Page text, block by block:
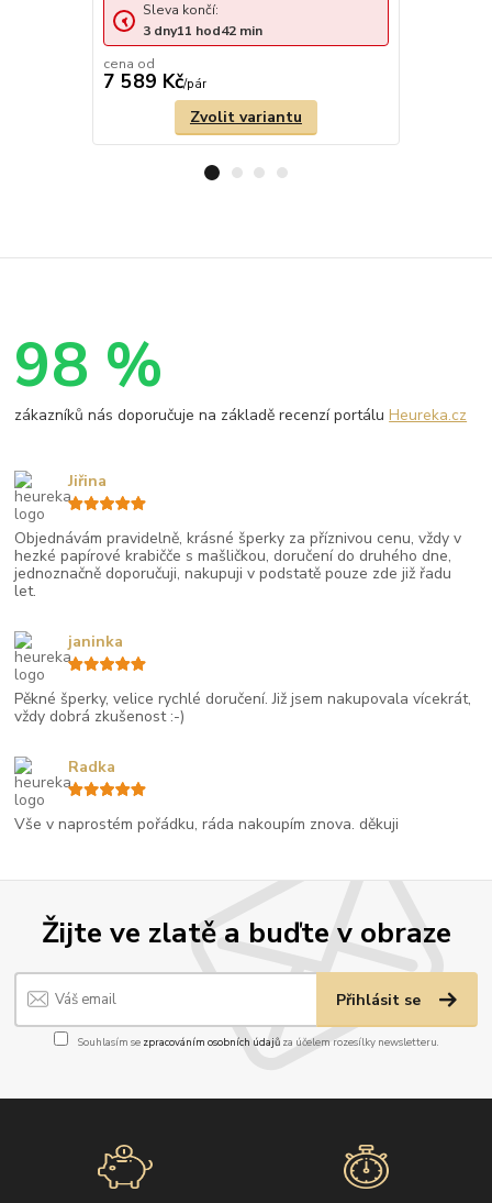
cena od
7 589 Kč/pár
Sleva končí:
3 dny11 hod42 min
Zvolit variantu
Žijte ve zlatě a buďte v obraze
Přihlásit se
Souhlasím se zpracováním osobních údajůza účelem rozesílky newsletteru.
98 %
zákazníků nás doporučuje na základě recenzí portáluHeureka.cz
Objednávám pravidelně, krásné šperky za příznivou cenu, vždy v
hezké papírové krabičče s mašličkou, doručení do druhého dne,
jednoznačně doporučuji, nakupuji v podstatě pouze zde již řadu
let.
Jiřina
Pěkné šperky, velice rychlé doručení. Již jsem nakupovala vícekrát,
vždy dobrá zkušenost :-)
janinka
Vše v naprostém pořádku, ráda nakoupím znova. děkuji
Radka